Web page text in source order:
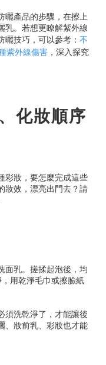
曬產品的步驟，在擦上
乳。若想更瞭解紫外線
技巧，可以參考： 不
紫外線傷害 ，深入探究
化妝順序
彩妝，要怎麼完成這些
妝效，漂亮出門去？請
面乳。搓揉起泡後，均
用乾淨毛巾或擦臉紙
須洗乾淨了，才能讓後
、妝前乳、彩妝也才能